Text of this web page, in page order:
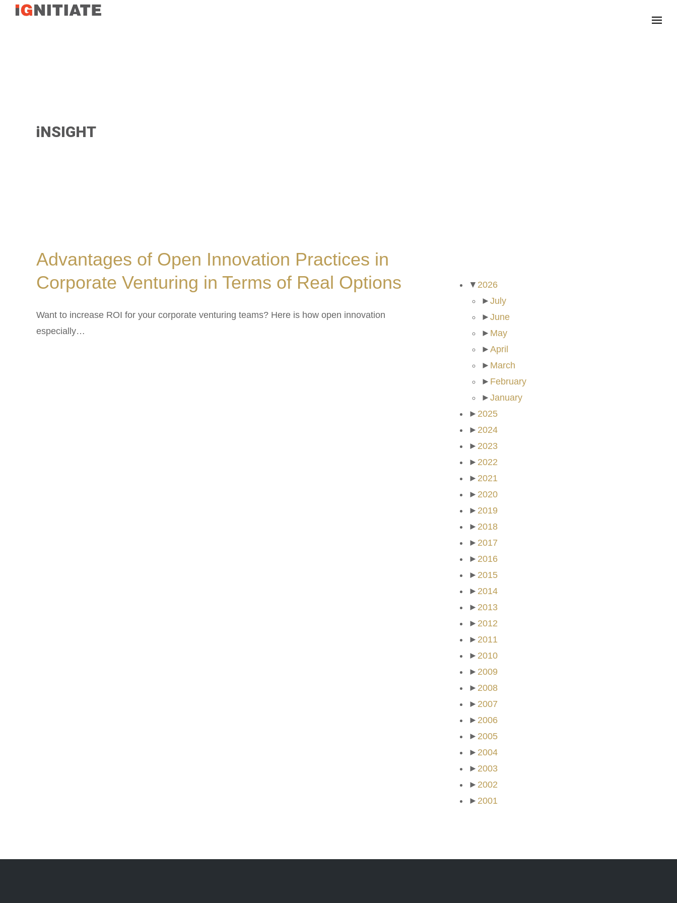
TEST
iNSIGHT
Advantages of Open Innovation Practices in
Corporate Venturing in Terms of Real Options
Want to increase ROI for your corporate venturing teams? Here is how open innovation
especially…
▼ 2026
►July
►June
► May
►April
► March
► February
►January
► 2025
► 2024
► 2023
► 2022
► 2021
► 2020
► 2019
► 2018
► 2017
► 2016
► 2015
► 2014
► 2013
► 2012
► 2011
► 2010
► 2009
► 2008
► 2007
► 2006
► 2005
► 2004
► 2003
► 2002
► 2001